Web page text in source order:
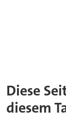
Diese
diesem